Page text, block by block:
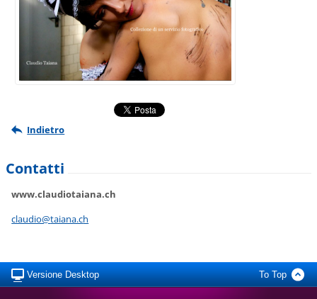
Indietro
Contatti
www.claudiotaiana.ch
claudio@taiana.ch
Versione Desktop To Top